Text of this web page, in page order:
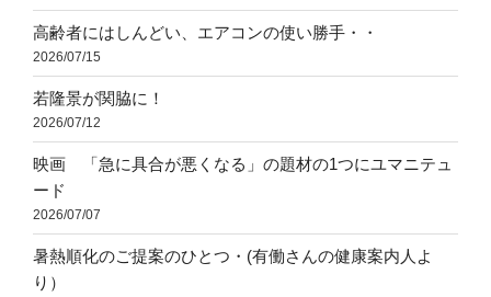
高齢者にはしんどい、エアコンの使い勝手・・
2026/07/15
若隆景が関脇に！
2026/07/12
映画 「急に具合が悪くなる」の題材の1つにユマニテュ
ード
2026/07/07
暑熱順化のご提案のひとつ・(有働さんの健康案内人よ
り）